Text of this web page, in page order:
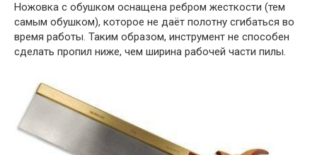
Ножовка с обушком оснащена ребром жесткости (тем
самым обушком), которое не даёт полотну сгибаться во
время работы. Таким образом, инструмент не способен
сделать пропил ниже, чем ширина рабочей части пилы.